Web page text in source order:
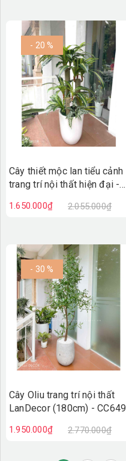
- 20 %
Cây thiết mộc lan tiểu cảnh
trang trí nội thất hiện đại -
1.650.000₫ 2.055.000₫
- 30 %
Cây Oliu trang trí nội thất
LanDecor (180cm) - CC649
1.950.000₫ 2.770.000₫